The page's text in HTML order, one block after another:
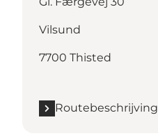
Vilsund
7700 Thisted
Routebeschrijving